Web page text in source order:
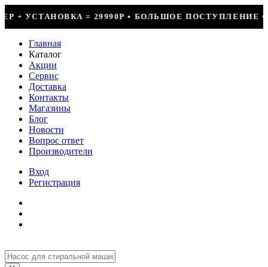
ПОСТУПЛЕНИЕ ФРЕОНА • СКИДКИ ДО 50% НА
Главная
Каталог
Акции
Сервис
Доставка
Контакты
Магазины
Блог
Новости
Вопрос ответ
Производители
Вход
Регистрация